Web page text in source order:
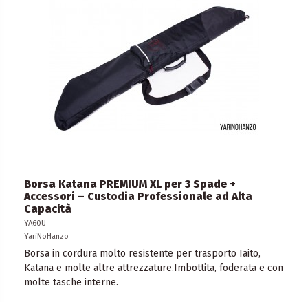
Borsa Katana PREMIUM XL per 3 Spade +
Accessori – Custodia Professionale ad Alta
Capacità
YA60U
YariNoHanzo
Borsa in cordura molto resistente per trasporto Iaito,
Katana e molte altre attrezzature.Imbottita, foderata e con
molte tasche interne.